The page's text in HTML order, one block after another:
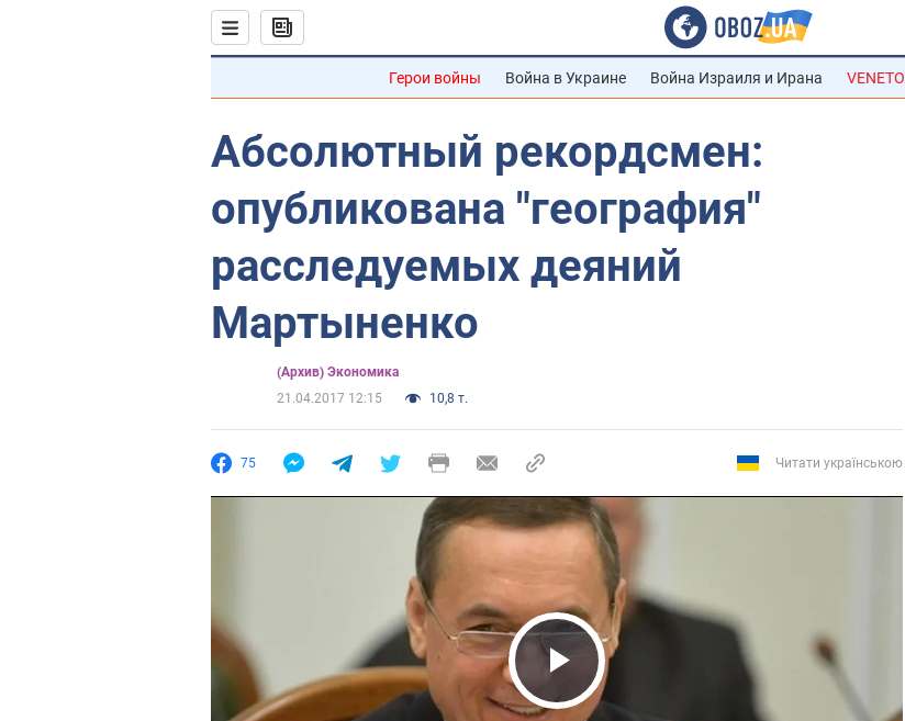
Герои войны Война в Украине Война Израиля и Ирана VENETO
Абсолютный рекордсмен:
опубликована "география"
расследуемых деяний
Мартыненко
(Архив) Экономика
21.04.2017 12:15
10,8 т.
75 Читати українською
Play Video